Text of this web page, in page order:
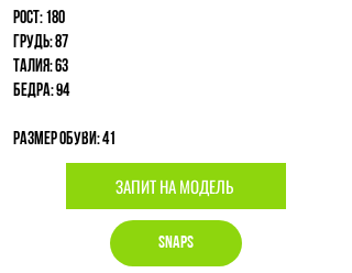
Рост: 180
Грудь: 87
Талия: 63
Бедра: 94
Размер обуви: 41
ЗАПИТ НА МОДЕЛЬ
Snaps